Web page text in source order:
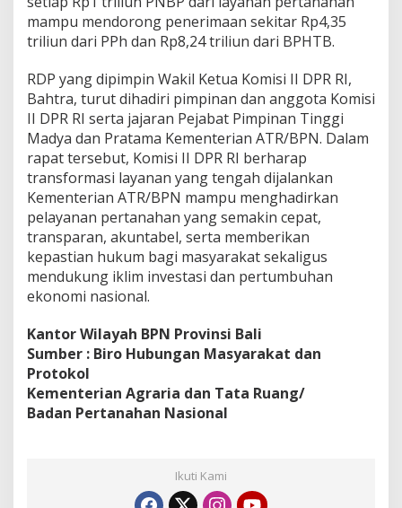
mampu mendorong penerimaan sekitar Rp4,35
triliun dari PPh dan Rp8,24 triliun dari BPHTB.
RDP yang dipimpin Wakil Ketua Komisi II DPR RI,
Bahtra, turut dihadiri pimpinan dan anggota Komisi
II DPR RI serta jajaran Pejabat Pimpinan Tinggi
Madya dan Pratama Kementerian ATR/BPN. Dalam
rapat tersebut, Komisi II DPR RI berharap
transformasi layanan yang tengah dijalankan
Kementerian ATR/BPN mampu menghadirkan
pelayanan pertanahan yang semakin cepat,
transparan, akuntabel, serta memberikan
kepastian hukum bagi masyarakat sekaligus
mendukung iklim investasi dan pertumbuhan
ekonomi nasional.
Kantor Wilayah BPN Provinsi Bali
Sumber : Biro Hubungan Masyarakat dan
Protokol
Kementerian Agraria dan Tata Ruang/
Badan Pertanahan Nasional
Ikuti Kami